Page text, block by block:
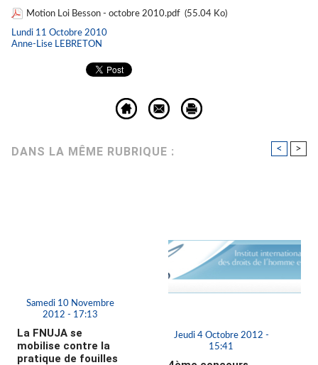
Motion Loi Besson - octobre 2010.pdf (55.04 Ko)
Lundi 11 Octobre 2010
Anne-Lise LEBRETON
DANS LA MÊME RUBRIQUE : < >
Samedi 10 Novembre
2012 - 17:13
La FNUJA se
mobilise contre la
pratique de fouilles
Jeudi 4 Octobre 2012 -
15:41